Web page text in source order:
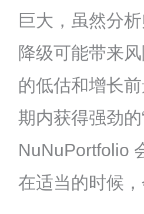
巨大，虽然分
降级可能带来
的低估和增长
期内获得强劲的
NuNuPortfolio
在适当的时候，